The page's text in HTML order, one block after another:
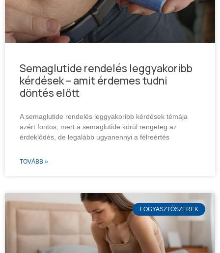
Semaglutide rendelés leggyakoribb
kérdések – amit érdemes tudni
döntés előtt
A semaglutide rendelés leggyakoribb kérdések témája
azért fontos, mert a semaglutide körül rengeteg az
érdeklődés, de legalább ugyanennyi a félreértés
TOVÁBB »
FOGYASZTÓSZEREK